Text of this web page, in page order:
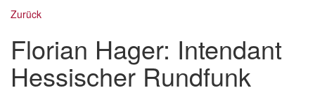
Zurück
Florian Hager: Intendant
Hessischer Rundfunk